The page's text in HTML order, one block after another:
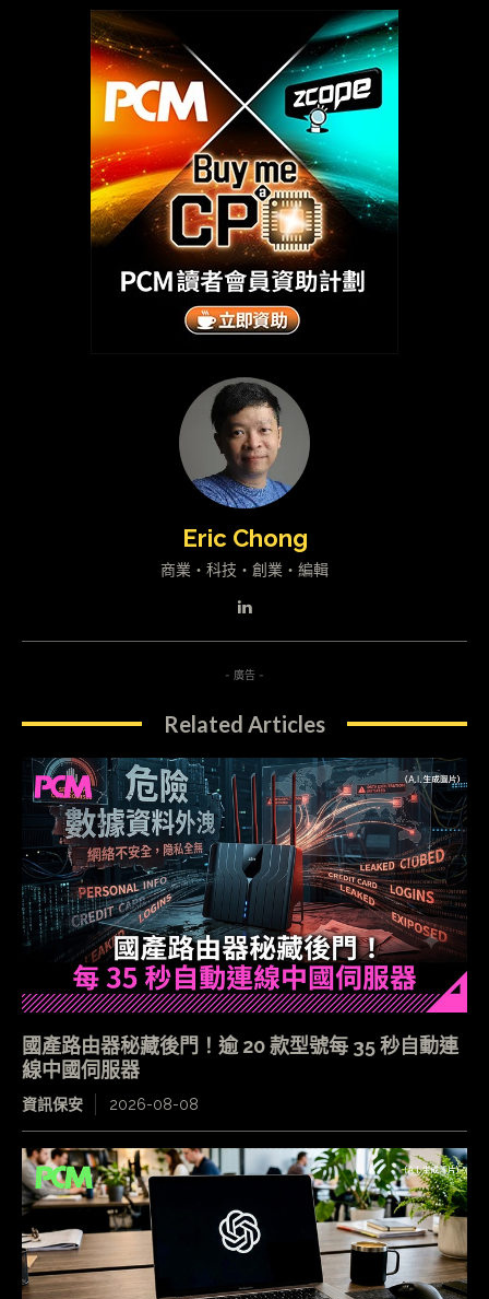
Eric Chong
商業・科技・創業・編輯
- 廣告 -
Related Articles
國產路由器秘藏後門！逾 20 款型號每 35 秒自動連
線中國伺服器
資訊保安 2026-08-08